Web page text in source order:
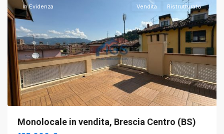
In Evidenza Vendita Ristrutturato
Monolocale in vendita, Brescia Centro (BS)